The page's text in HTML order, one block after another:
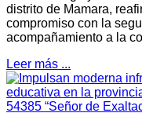
distrito de Mamara,
compromiso con la
acompañamiento a la
Leer más ...